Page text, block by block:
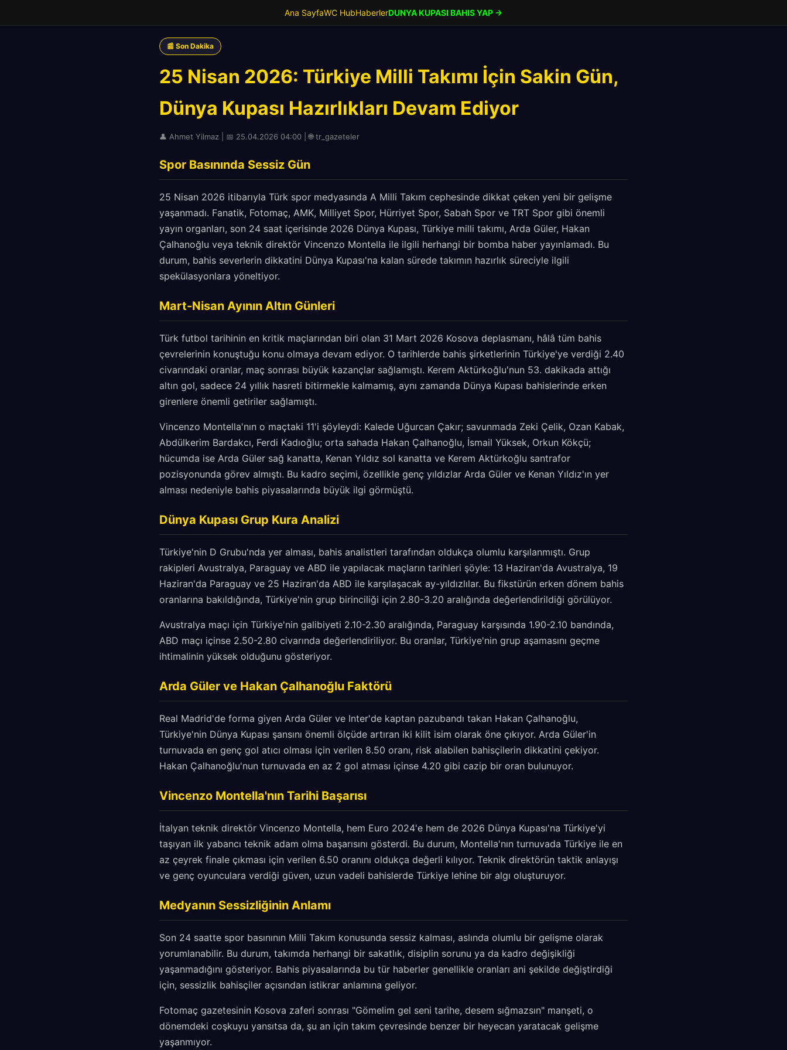
Ana SayfaWC HubHaberlerDUNYA KUPASI BAHIS YAP →
📰 Son Dakika
25 Nisan 2026: Türkiye Milli Takımı İçin Sakin Gün,
Dünya Kupası Hazırlıkları Devam Ediyor
👤 Ahmet Yilmaz | 📅 25.04.2026 04:00 | 🌐 tr_gazeteler
Spor Basınında Sessiz Gün
25 Nisan 2026 itibarıyla Türk spor medyasında A Milli Takım cephesinde dikkat çeken yeni bir gelişme
yaşanmadı. Fanatik, Fotomaç, AMK, Milliyet Spor, Hürriyet Spor, Sabah Spor ve TRT Spor gibi önemli
yayın organları, son 24 saat içerisinde 2026 Dünya Kupası, Türkiye milli takımı, Arda Güler, Hakan
Çalhanoğlu veya teknik direktör Vincenzo Montella ile ilgili herhangi bir bomba haber yayınlamadı. Bu
durum, bahis severlerin dikkatini Dünya Kupası'na kalan sürede takımın hazırlık süreciyle ilgili
spekülasyonlara yöneltiyor.
Mart-Nisan Ayının Altın Günleri
Türk futbol tarihinin en kritik maçlarından biri olan 31 Mart 2026 Kosova deplasmanı, hâlâ tüm bahis
çevrelerinin konuştuğu konu olmaya devam ediyor. O tarihlerde bahis şirketlerinin Türkiye'ye verdiği 2.40
civarındaki oranlar, maç sonrası büyük kazançlar sağlamıştı. Kerem Aktürkoğlu'nun 53. dakikada attığı
altın gol, sadece 24 yıllık hasreti bitirmekle kalmamış, aynı zamanda Dünya Kupası bahislerinde erken
girenlere önemli getiriler sağlamıştı.
Vincenzo Montella'nın o maçtaki 11'i şöyleydi: Kalede Uğurcan Çakır; savunmada Zeki Çelik, Ozan Kabak,
Abdülkerim Bardakcı, Ferdi Kadıoğlu; orta sahada Hakan Çalhanoğlu, İsmail Yüksek, Orkun Kökçü;
hücumda ise Arda Güler sağ kanatta, Kenan Yıldız sol kanatta ve Kerem Aktürkoğlu santrafor
pozisyonunda görev almıştı. Bu kadro seçimi, özellikle genç yıldızlar Arda Güler ve Kenan Yıldız'ın yer
alması nedeniyle bahis piyasalarında büyük ilgi görmüştü.
Dünya Kupası Grup Kura Analizi
Türkiye'nin D Grubu'nda yer alması, bahis analistleri tarafından oldukça olumlu karşılanmıştı. Grup
rakipleri Avustralya, Paraguay ve ABD ile yapılacak maçların tarihleri şöyle: 13 Haziran'da Avustralya, 19
Haziran'da Paraguay ve 25 Haziran'da ABD ile karşılaşacak ay-yıldızlılar. Bu fikstürün erken dönem bahis
oranlarına bakıldığında, Türkiye'nin grup birinciliği için 2.80-3.20 aralığında değerlendirildiği görülüyor.
Avustralya maçı için Türkiye'nin galibiyeti 2.10-2.30 aralığında, Paraguay karşısında 1.90-2.10 bandında,
ABD maçı içinse 2.50-2.80 civarında değerlendiriliyor. Bu oranlar, Türkiye'nin grup aşamasını geçme
ihtimalinin yüksek olduğunu gösteriyor.
Arda Güler ve Hakan Çalhanoğlu Faktörü
Real Madrid'de forma giyen Arda Güler ve Inter'de kaptan pazubandı takan Hakan Çalhanoğlu,
Türkiye'nin Dünya Kupası şansını önemli ölçüde artıran iki kilit isim olarak öne çıkıyor. Arda Güler'in
turnuvada en genç gol atıcı olması için verilen 8.50 oranı, risk alabilen bahisçilerin dikkatini çekiyor.
Hakan Çalhanoğlu'nun turnuvada en az 2 gol atması içinse 4.20 gibi cazip bir oran bulunuyor.
Vincenzo Montella'nın Tarihi Başarısı
İtalyan teknik direktör Vincenzo Montella, hem Euro 2024'e hem de 2026 Dünya Kupası'na Türkiye'yi
taşıyan ilk yabancı teknik adam olma başarısını gösterdi. Bu durum, Montella'nın turnuvada Türkiye ile en
az çeyrek finale çıkması için verilen 6.50 oranını oldukça değerli kılıyor. Teknik direktörün taktik anlayışı
ve genç oyunculara verdiği güven, uzun vadeli bahislerde Türkiye lehine bir algı oluşturuyor.
Medyanın Sessizliğinin Anlamı
Son 24 saatte spor basınının Milli Takım konusunda sessiz kalması, aslında olumlu bir gelişme olarak
yorumlanabilir. Bu durum, takımda herhangi bir sakatlık, disiplin sorunu ya da kadro değişikliği
yaşanmadığını gösteriyor. Bahis piyasalarında bu tür haberler genellikle oranları ani şekilde değiştirdiği
için, sessizlik bahisçiler açısından istikrar anlamına geliyor.
Fotomaç gazetesinin Kosova zaferi sonrası "Gömelim gel seni tarihe, desem sığmazsın" manşeti, o
dönemdeki coşkuyu yansıtsa da, şu an için takım çevresinde benzer bir heyecan yaratacak gelişme
yaşanmıyor.